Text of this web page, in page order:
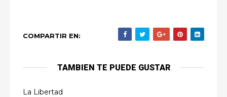
COMPARTIR EN:
TAMBIEN TE PUEDE GUSTAR
La Libertad